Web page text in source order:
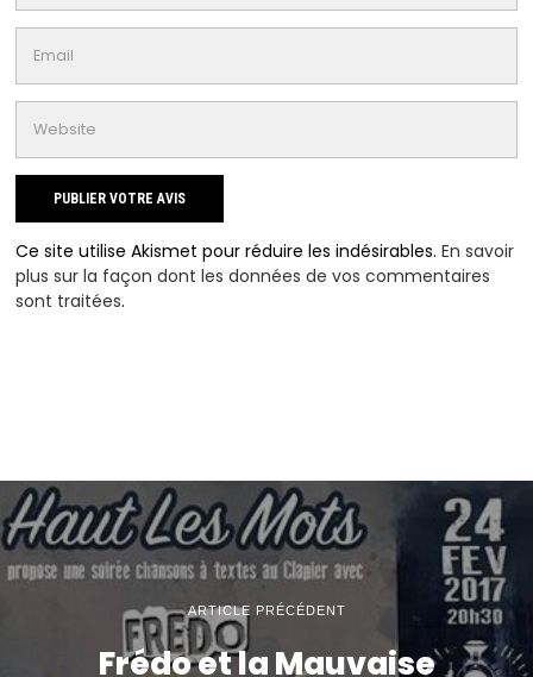
Ce site utilise Akismet pour réduire les indésirables.En savoir
plus sur la façon dont les données de vos commentaires
sont traitées.
ARTICLE PRÉCÉDENT
Frédo et la Mauvaise